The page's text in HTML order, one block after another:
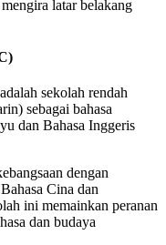
latar belakang
sekolah rendah
sebagai bahasa
dan Bahasa Inggeris
dengan
Cina dan
ini memainkan peranan
dan budaya